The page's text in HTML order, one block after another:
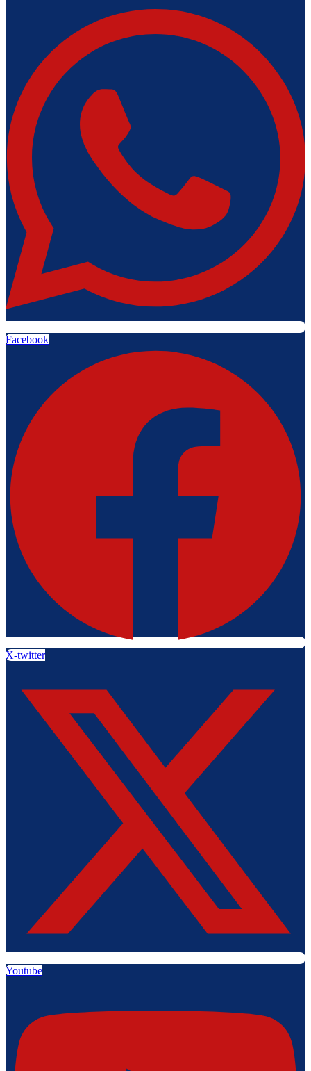
Facebook
X-twitter
Youtube